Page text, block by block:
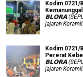
Kodim 0721/
𝗕𝗟𝗢𝗥𝗔
jajaran
Kodim 0721/
Pererat
𝗕𝗟𝗢𝗥𝗔
jajaran